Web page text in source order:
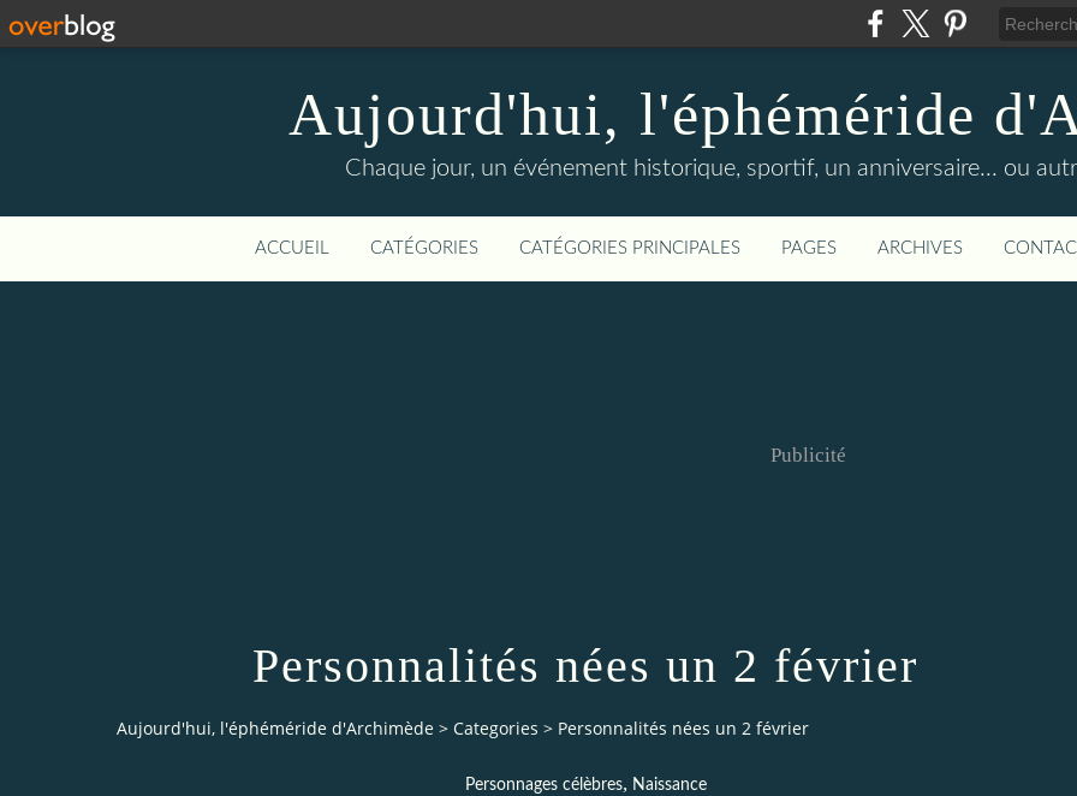
Aujourd'hui, l'éphéméride
Chaque jour, un événement historique, sportif, un anniversaire... ou
ACCUEIL CATÉGORIES CATÉGORIES PRINCIPALES PAGES ARCHIVES
Publicité
Personnalités nées un 2 février
Aujourd'hui, l'éphéméride d'Archimède > Categories > Personnalités nées un 2 février
Personnages célèbres, Naissance